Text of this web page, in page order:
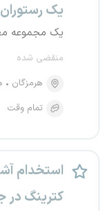
یک
یک مجموعه
منقضی شده
هرمزگان
تمام وقت
استخدام
کترینگ در